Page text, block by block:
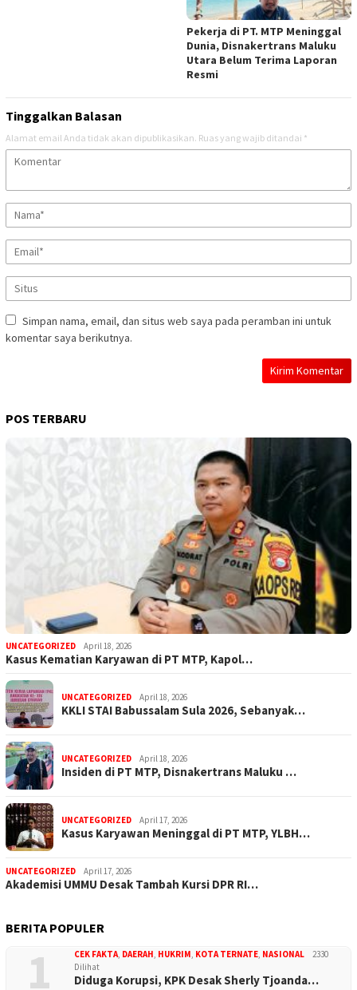
Pekerja di PT. MTP Meninggal
Dunia, Disnakertrans Maluku
Utara Belum Terima Laporan
Resmi
Tinggalkan Balasan
Alamat email Anda tidak akan dipublikasikan. Ruas yang wajib ditandai *
Simpan nama, email, dan situs web saya pada peramban ini untuk
komentar saya berikutnya.
POS TERBARU
UNCATEGORIZED April 18, 2026
Kasus Kematian Karyawan di PT MTP, Kapol…
UNCATEGORIZED April 18, 2026
KKLI STAI Babussalam Sula 2026, Sebanyak…
UNCATEGORIZED April 18, 2026
Insiden di PT MTP, Disnakertrans Maluku …
UNCATEGORIZED April 17, 2026
Kasus Karyawan Meninggal di PT MTP, YLBH…
UNCATEGORIZED April 17, 2026
Akademisi UMMU Desak Tambah Kursi DPR RI…
BERITA POPULER
1 CEK FAKTA DAERAH HUKRIM KOTA TERNATE NASIONAL
2330
Dilihat
Diduga Korupsi, KPK Desak Sherly Tjoanda…